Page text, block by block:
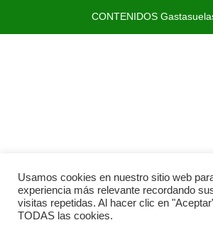
CONTENIDOS
Usamos cookies en nuestro sitio web
experiencia más relevante recordando
visitas repetidas. Al hacer clic en
TODAS las cookies.